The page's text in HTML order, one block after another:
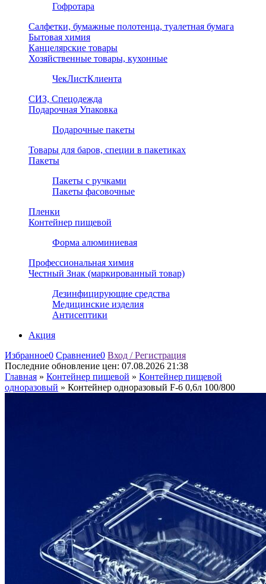
Гофротара
Салфетки, бумажные полотенца, туалетная бумага
Бытовая химия
Канцелярские товары
Хозяйственные товары, кухонные
ЧекЛистКлиента
СИЗ, Спецодежда
Подарочная Упаковка
Подарочные пакеты
Товары для баров, специи в пакетиках
Пакеты
Пакеты с ручками
Пакеты фасовочные
Пленки
Контейнер пищевой
Форма алюминиевая
Профессиональная химия
Честный Знак (маркированный товар)
Дезинфицирующие средства
Медицинские изделия
Антисептики
Акция
Избранное0 Сравнение0 Вход / Регистрация
Последние обновление цен: 07.08.2026 21:38
Главная » Контейнер пищевой » Контейнер пищевой
одноразовый » Контейнер одноразовый F-6 0,6л 100/800